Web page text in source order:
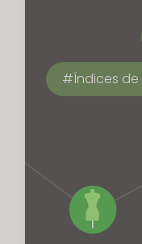
Índices